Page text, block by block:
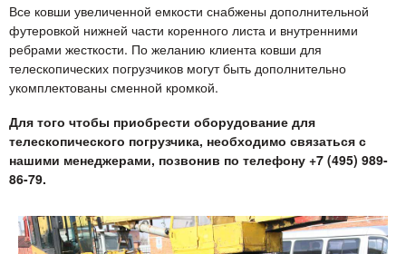
Все ковши увеличенной емкости снабжены дополнительной
футеровкой нижней части коренного листа и внутренними
ребрами жесткости. По желанию клиента ковши для
телескопических погрузчиков могут быть дополнительно
укомплектованы сменной кромкой.
Для того чтобы приобрести оборудование для
телескопического погрузчика, необходимо связаться с
нашими менеджерами, позвонив по телефону +7 (495) 989-
86-79.